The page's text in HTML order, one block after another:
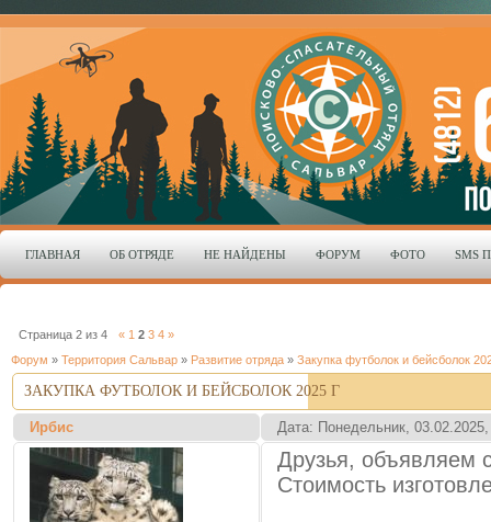
ГЛАВНАЯ ОБ ОТРЯДЕ НЕ НАЙДЕНЫ ФОРУМ ФОТО SMS
Страница 2 из 4 « 1 2 3 4 »
Форум » Территория Сальвар » Развитие отряда » Закупка футболок и бейсболок
ЗАКУПКА ФУТБОЛОК И БЕЙСБОЛОК 2025 Г
Ирбис Дата: Понедельник,
Друзья, объявляем
Стоимость